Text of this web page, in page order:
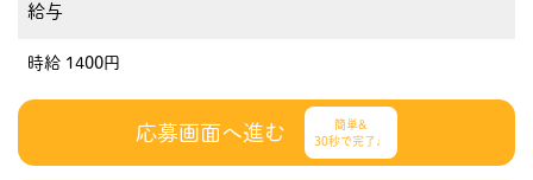
給与
時給 1400円
応募画面へ進む
簡単&
30秒で完了♩